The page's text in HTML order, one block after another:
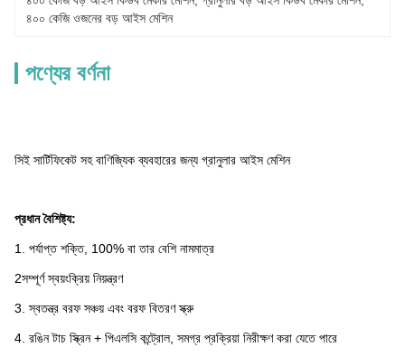
৪০০ কেজি ওজনের বড় আইস মেশিন
পণ্যের বর্ণনা
সিই সার্টিফিকেট সহ বাণিজ্যিক ব্যবহারের জন্য গ্রানুলার আইস মেশিন
প্রধান বৈশিষ্ট্য:
1. পর্যাপ্ত শক্তি, 100% বা তার বেশি নামমাত্র
2সম্পূর্ণ স্বয়ংক্রিয় নিয়ন্ত্রণ
3. স্বতন্ত্র বরফ সঞ্চয় এবং বরফ বিতরণ স্ক্রু
4. রঙিন টাচ স্ক্রিন + পিএলসি কন্ট্রোল, সমগ্র প্রক্রিয়া নিরীক্ষণ করা যেতে পারে